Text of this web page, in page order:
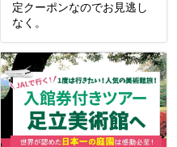
定クーポンなのでお見逃し
なく。